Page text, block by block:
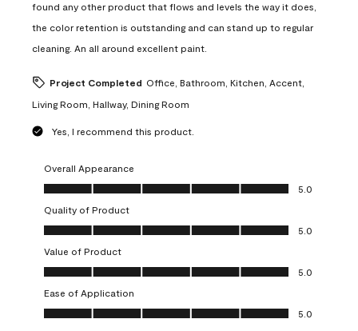
found any other product that flows and levels the way it does,
the color retention is outstanding and can stand up to regular
cleaning. An all around excellent paint.
Project Completed Office, Bathroom, Kitchen, Accent,
Living Room, Hallway, Dining Room
Yes, I recommend this product.
Overall Appearance
Overall Appearance, 5.0 out of 5
5.0
Quality of Product
Quality of Product, 5.0 out of 5
5.0
Value of Product
Value of Product, 5.0 out of 5
5.0
Ease of Application
Ease of Application, 5.0 out of 5
5.0